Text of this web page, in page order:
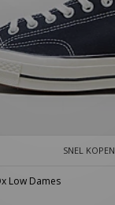
SNEL KOPEN
Low Dames